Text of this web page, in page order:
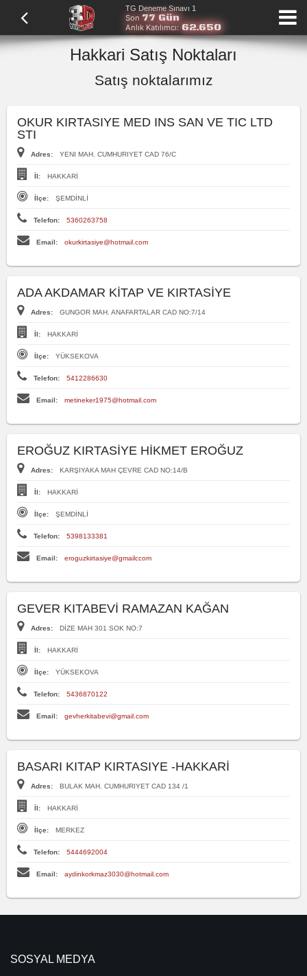
TG Deneme Sınavı 1
Son 77 Gün
Anlık Katılımcı: 62.650
Hakkari Satış Noktaları
Satış noktalarımız
OKUR KIRTASIYE MED INS SAN VE TIC LTD
STI
Adres: YENI MAH. CUMHURIYET CAD 76/C
İl: HAKKARİ
İlçe: ŞEMDİNLİ
Telefon: 5360263758
Email: okurkirtasiye@hotmail.com
ADA AKDAMAR KİTAP VE KIRTASİYE
Adres: GUNGOR MAH. ANAFARTALAR CAD NO:7/14
İl: HAKKARİ
İlçe: YÜKSEKOVA
Telefon: 5412286630
Email: metineker1975@hotmail.com
EROĞUZ KIRTASİYE HİKMET EROĞUZ
Adres: KARŞIYAKA MAH ÇEVRE CAD NO:14/B
İl: HAKKARİ
İlçe: ŞEMDİNLİ
Telefon: 5398133381
Email: eroguzkirtasiye@gmailccom
GEVER KITABEVİ RAMAZAN KAĞAN
Adres: DİZE MAH 301 SOK NO:7
İl: HAKKARİ
İlçe: YÜKSEKOVA
Telefon: 5436870122
Email: gevherkitabevi@gmail.com
BASARI KITAP KIRTASIYE -HAKKARİ
Adres: BULAK MAH. CUMHURIYET CAD 134 /1
İl: HAKKARİ
İlçe: MERKEZ
Telefon: 5444692004
Email: aydinkorkmaz3030@hotmail.com
SOSYAL MEDYA